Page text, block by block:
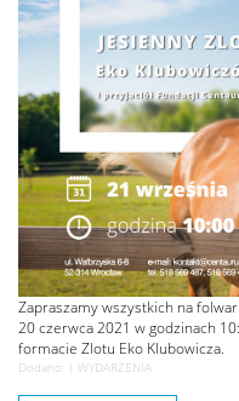
Zapraszamy wszystkich na
20 czerwca 2021 w godzinach
formacie Zlotu Eko Klubowicza.
Dodano: | WYDARZENIA